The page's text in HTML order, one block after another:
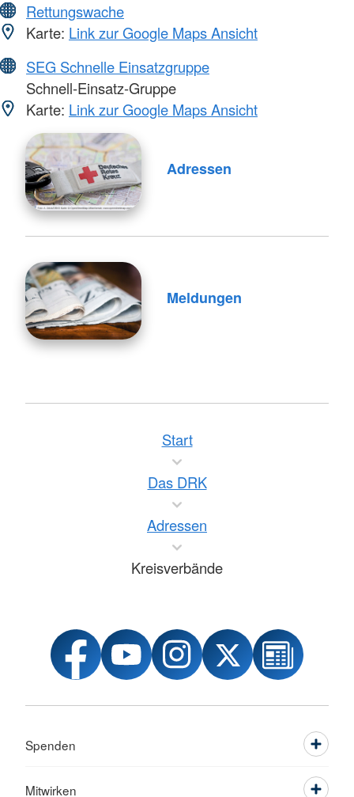
Rettungswache
Karte: Link zur Google Maps Ansicht
SEG Schnelle Einsatzgruppe
Schnell-Einsatz-Gruppe
Karte: Link zur Google Maps Ansicht
Adressen
Meldungen
Start
Das DRK
Adressen
Kreisverbände
Spenden
Mitwirken